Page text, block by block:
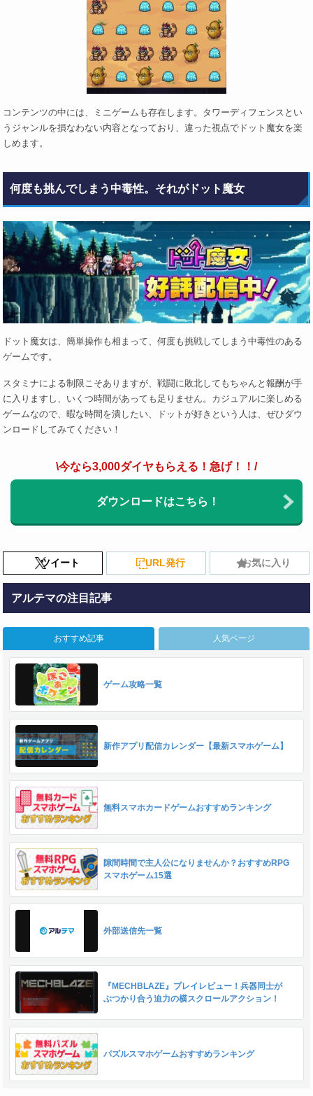
コンテンツの中には、ミニゲームも存在します。タワーディフェンスとい
うジャンルを損なわない内容となっており、違った視点でドット魔女を楽
しめます。
何度も挑んでしまう中毒性。それがドット魔女
ドット魔女は、簡単操作も相まって、何度も挑戦してしまう中毒性のある
ゲームです。
スタミナによる制限こそありますが、戦闘に敗北してもちゃんと報酬が手
に入りますし、いくつ時間があっても足りません。カジュアルに楽しめる
ゲームなので、暇な時間を潰したい、ドットが好きという人は、ぜひダウ
ンロードしてみてください！
\今なら3,000ダイヤもらえる！急げ！！/
ダウンロードはこちら！
ツイート URL発行 お気に入り
アルテマの注目記事
おすすめ記事 人気ページ
ゲーム攻略一覧
新作アプリ配信カレンダー【最新スマホゲーム】
無料スマホカードゲームおすすめランキング
隙間時間で主人公になりませんか？おすすめRPG
スマホゲーム15選
外部送信先一覧
『MECHBLAZE』プレイレビュー！兵器同士が
ぶつかり合う迫力の横スクロールアクション！
パズルスマホゲームおすすめランキング